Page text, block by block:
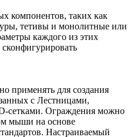
компонентов, таких как
тетивы и монолитные или
каждого из этих
применять для создания
с Лестницами,
сетками. Ограждения можно
мыши на основе
Настраиваемый